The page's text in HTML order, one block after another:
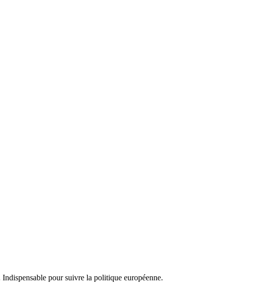
pour suivre la politique européenne.